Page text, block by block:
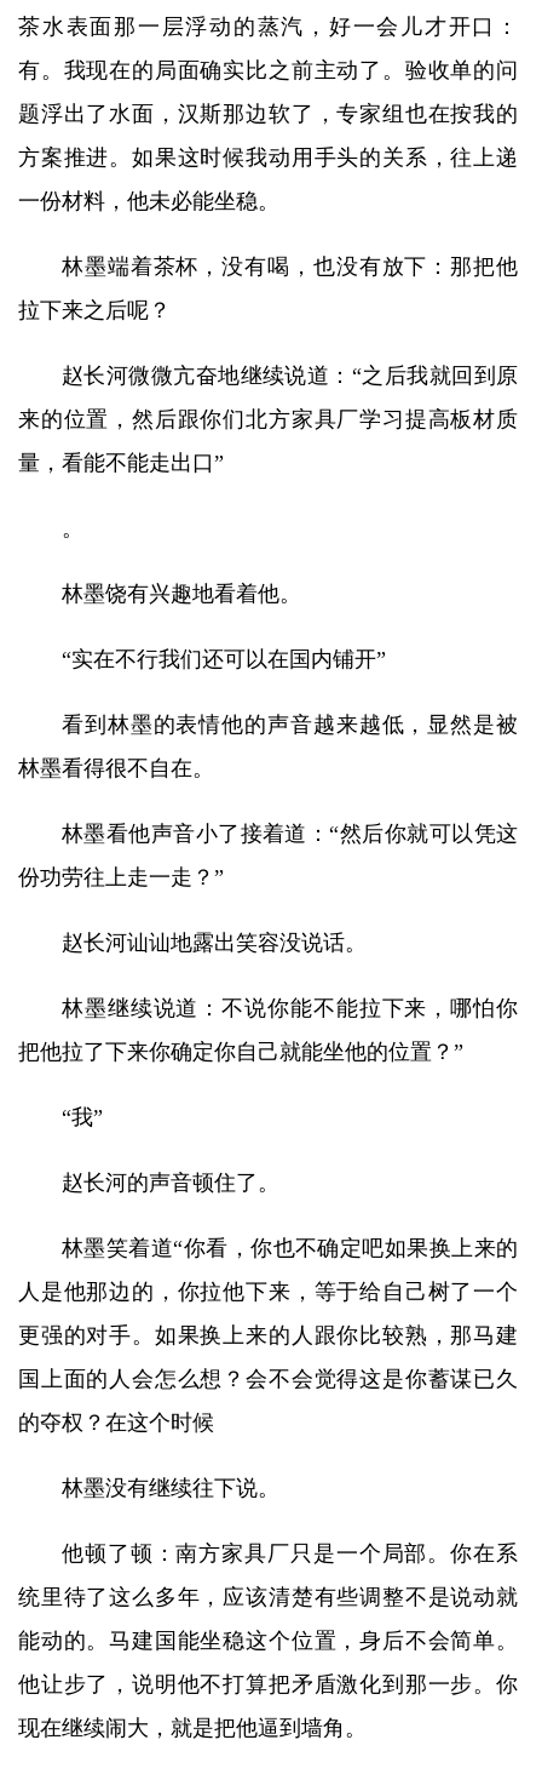
茶水表面那一层浮动的蒸汽，好一会儿才开口：
有。我现在的局面确实比之前主动了。验收单的问
题浮出了水面，汉斯那边软了，专家组也在按我的
方案推进。如果这时候我动用手头的关系，往上递
一份材料，他未必能坐稳。
林墨端着茶杯，没有喝，也没有放下：那把他
拉下来之后呢？
赵长河微微亢奋地继续说道：“之后我就回到原
来的位置，然后跟你们北方家具厂学习提高板材质
量，看能不能走出口”
。
林墨饶有兴趣地看着他。
“实在不行我们还可以在国内铺开”
看到林墨的表情他的声音越来越低，显然是被
林墨看得很不自在。
林墨看他声音小了接着道：“然后你就可以凭这
份功劳往上走一走？”
赵长河讪讪地露出笑容没说话。
林墨继续说道：不说你能不能拉下来，哪怕你
把他拉了下来你确定你自己就能坐他的位置？”
“我”
赵长河的声音顿住了。
林墨笑着道“你看，你也不确定吧如果换上来的
人是他那边的，你拉他下来，等于给自己树了一个
更强的对手。如果换上来的人跟你比较熟，那马建
国上面的人会怎么想？会不会觉得这是你蓄谋已久
的夺权？在这个时候
林墨没有继续往下说。
他顿了顿：南方家具厂只是一个局部。你在系
统里待了这么多年，应该清楚有些调整不是说动就
能动的。马建国能坐稳这个位置，身后不会简单。
他让步了，说明他不打算把矛盾激化到那一步。你
现在继续闹大，就是把他逼到墙角。